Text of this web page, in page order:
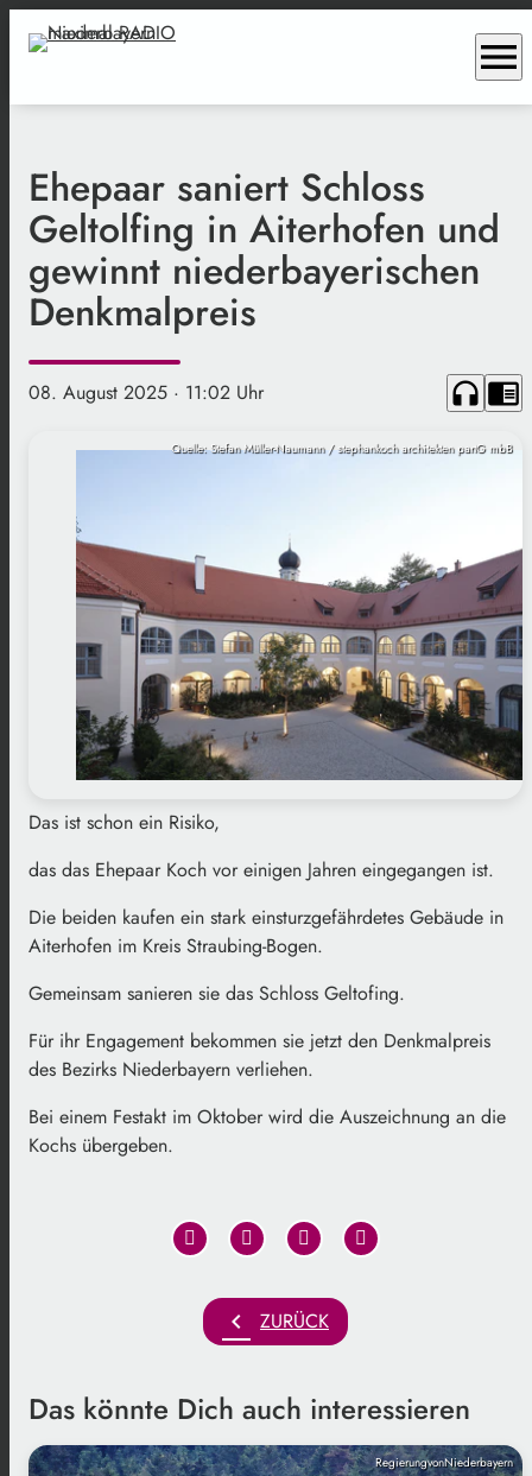
menu
Ehepaar saniert Schloss
Geltolfing in Aiterhofen und
gewinnt niederbayerischen
Denkmalpreis
08. August 2025 · 11:02 Uhr headphones chrome_reader_mode
Quelle: Stefan Müller-Naumann / stephankoch architekten partG mbB
Das ist schon ein Risiko,
das das Ehepaar Koch vor einigen Jahren eingegangen ist.
Die beiden kaufen ein stark einsturzgefährdetes Gebäude in
Aiterhofen im Kreis Straubing-Bogen.
Gemeinsam sanieren sie das Schloss Geltofing.
Für ihr Engagement bekommen sie jetzt den Denkmalpreis
des Bezirks Niederbayern verliehen.
Bei einem Festakt im Oktober wird die Auszeichnung an die
Kochs übergeben.
chevron_left ZURÜCK
Das könnte Dich auch interessieren
RegierungvonNiederbayern